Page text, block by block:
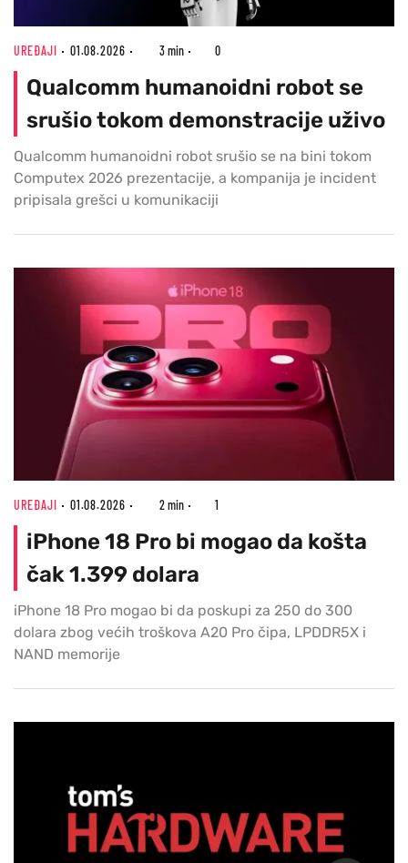
UREĐAJI 01.08.2026 3 min 0
Qualcomm humanoidni robot se
srušio tokom demonstracije uživo
Qualcomm humanoidni robot srušio se na bini tokom
Computex 2026 prezentacije, a kompanija je incident
pripisala grešci u komunikaciji
UREĐAJI 01.08.2026 2 min 1
iPhone 18 Pro bi mogao da košta
čak 1.399 dolara
iPhone 18 Pro mogao bi da poskupi za 250 do 300
dolara zbog većih troškova A20 Pro čipa, LPDDR5X i
NAND memorije